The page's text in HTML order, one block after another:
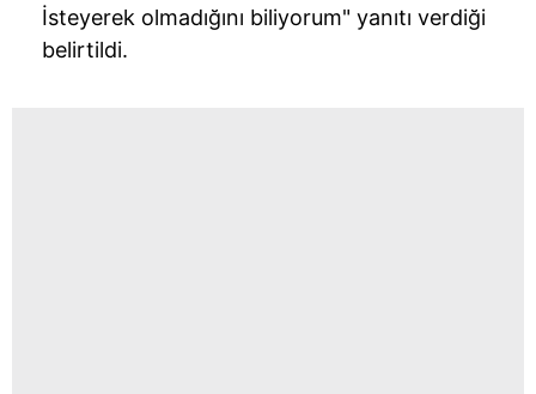
İsteyerek olmadığını biliyorum" yanıtı verdiği
belirtildi.